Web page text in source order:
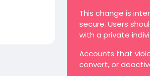
This change is
secure. Users
with a private
Accounts that
convert, or